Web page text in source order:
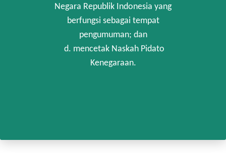
Negara Republik Indonesia yang
berfungsi sebagai tempat
pengumuman; dan
d. mencetak Naskah Pidato
Kenegaraan.